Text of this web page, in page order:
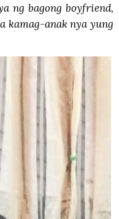
ng bagong boyfriend,
kamag-anak nya yung